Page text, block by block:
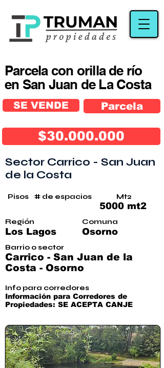
Parcela con orilla de río
en San Juan de La Costa
SE VENDE Parcela
$30.000.000
Sector Carrico - San Juan
de la Costa
Pisos # de espacios Mt2
5000 mt2
Región
Los Lagos
Comuna
Osorno
Barrio o sector
Carrico - San Juan de la
Costa - Osorno
Info para corredores
Información para Corredores de
Propiedades: SE ACEPTA CANJE